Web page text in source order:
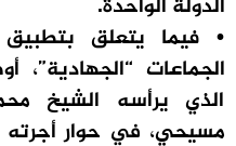
الدولة الواحدة.
• فيما يتعلق
الجماعات “الجهادية”،
الذي يرأسه الشيخ